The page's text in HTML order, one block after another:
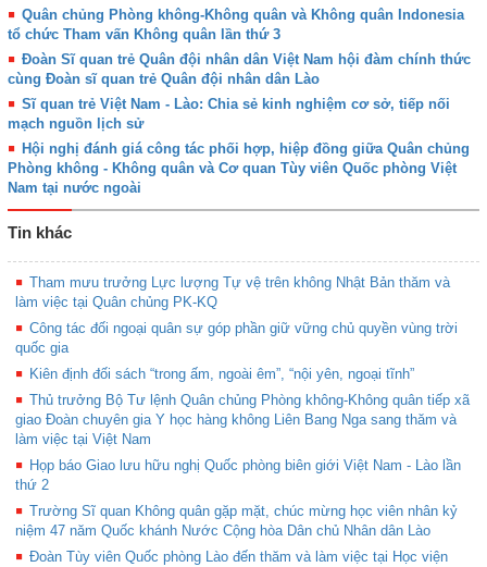
Quân chủng Phòng không-Không quân và Không quân Indonesia
tổ chức Tham vấn Không quân lần thứ 3
Đoàn Sĩ quan trẻ Quân đội nhân dân Việt Nam hội đàm chính thức
cùng Đoàn sĩ quan trẻ Quân đội nhân dân Lào
Sĩ quan trẻ Việt Nam - Lào: Chia sẻ kinh nghiệm cơ sở, tiếp nối
mạch nguồn lịch sử
Hội nghị đánh giá công tác phối hợp, hiệp đồng giữa Quân chủng
Phòng không - Không quân và Cơ quan Tùy viên Quốc phòng Việt
Nam tại nước ngoài
Tin khác
Tham mưu trưởng Lực lượng Tự vệ trên không Nhật Bản thăm và
làm việc tại Quân chủng PK-KQ
Công tác đối ngoại quân sự góp phần giữ vững chủ quyền vùng trời
quốc gia
Kiên định đối sách “trong ấm, ngoài êm”, “nội yên, ngoại tĩnh”
Thủ trưởng Bộ Tư lệnh Quân chủng Phòng không-Không quân tiếp xã
giao Đoàn chuyên gia Y học hàng không Liên Bang Nga sang thăm và
làm việc tại Việt Nam
Họp báo Giao lưu hữu nghị Quốc phòng biên giới Việt Nam - Lào lần
thứ 2
Trường Sĩ quan Không quân gặp mặt, chúc mừng học viên nhân kỷ
niệm 47 năm Quốc khánh Nước Cộng hòa Dân chủ Nhân dân Lào
Đoàn Tùy viên Quốc phòng Lào đến thăm và làm việc tại Học viện